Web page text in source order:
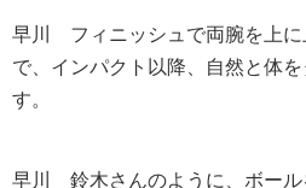
早川 フィニッシュで両腕を上
で、インパクト以降、自然と体
す。
早川 鈴木さんのように、ボー